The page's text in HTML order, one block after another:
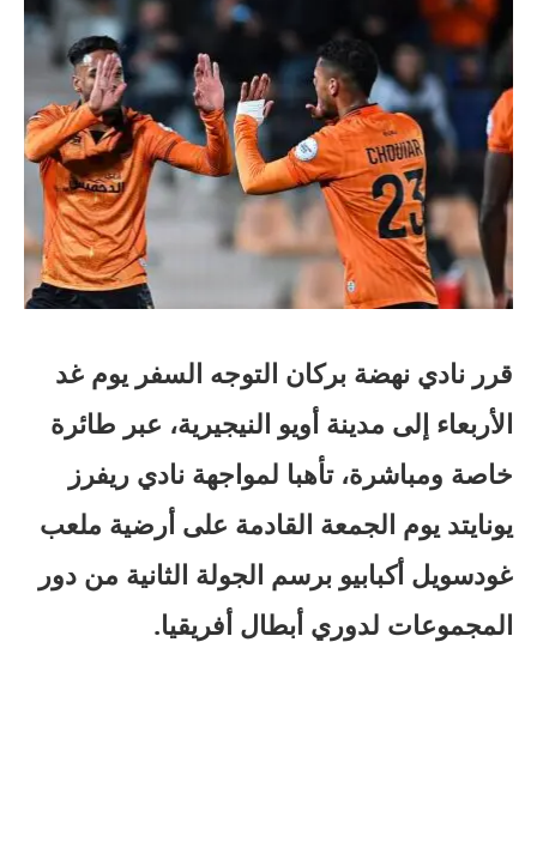
قرر نادي نهضة بركان التوجه السفر يوم غد
الأربعاء إلى مدينة أويو النيجيرية، عبر طائرة
خاصة ومباشرة، تأهبا لمواجهة نادي ريفرز
يونايتد يوم الجمعة القادمة على أرضية ملعب
غودسويل أكبابيو برسم الجولة الثانية من دور
المجموعات لدوري أبطال أفريقيا.